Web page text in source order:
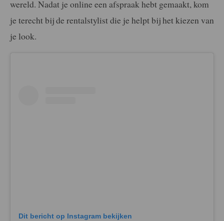
wereld. Nadat je online een afspraak hebt gemaakt, kom
je terecht bij de rentalstylist die je helpt bij het kiezen van
je look.
Dit bericht op Instagram bekijken